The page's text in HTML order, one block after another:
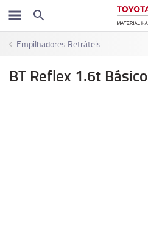
Empilhadores Retráteis
BT Reflex 1.6t Básico